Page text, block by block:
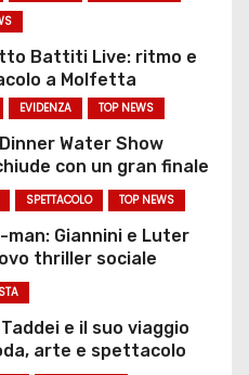
Battiti Live: ritmo e
a Molfetta
EVIDENZA TOP NEWS
Water Show
con un gran finale
SPETTACOLO TOP NEWS
man: Giannini e Luter
thriller sociale
e il suo viaggio
arte e spettacolo